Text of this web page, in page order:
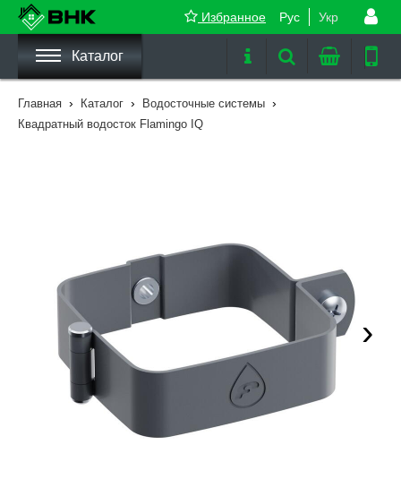
Рус Укр
Избранное
Каталог
Главная › Каталог › Водосточные системы ›
Квадратный водосток Flamingo IQ
›